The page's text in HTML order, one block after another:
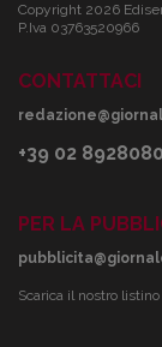
Copyright 2026
P.Iva 03763520966
CONTATTACI
+39 02
PER LA
Scarica il nostro listino